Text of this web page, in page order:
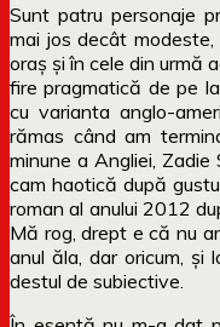
Sunt patru personaje
mai jos decât modeste,
oraș și în cele din urmă
fire pragmatică de pe
cu varianta anglo-
rămas când am
minune a Angliei,
cam haotică după
roman al anului 2012
Mă rog, drept e că nu
anul ăla, dar oricum, și
destul de subiective.